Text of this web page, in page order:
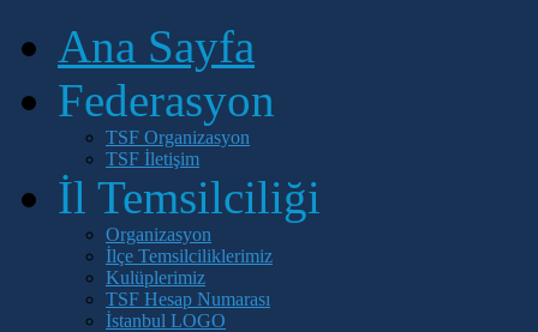
Ana Sayfa
Federasyon
TSF Organizasyon
TSF İletişim
İl Temsilciliği
Organizasyon
İlçe Temsilciliklerimiz
Kulüplerimiz
TSF Hesap Numarası
İstanbul LOGO